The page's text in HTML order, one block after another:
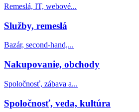
Remeslá, IT, webové...
Služby, remeslá
Bazár, second-hand,...
Nakupovanie, obchody
Spoločnosť, zábava a...
Spoločnosť, veda, kultúra